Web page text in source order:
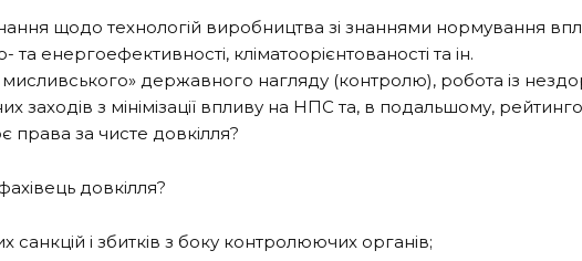
щодо технологій виробництва зі знаннями нормування
енергоефективності, кліматоорієнтованості та ін.
мисливського» державного нагляду (контролю), робота із
з мінімізації впливу на НПС та, в подальшому,
права за чисте довкілля?
довкілля?
санкцій і збитків з боку контролюючих органів;